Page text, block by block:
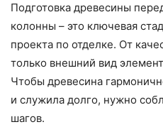
Подготовка древесины
колонны – это ключевая
проекта по отделке. От
только внешний вид
Чтобы древесина
и служила долго, нужно
шагов.